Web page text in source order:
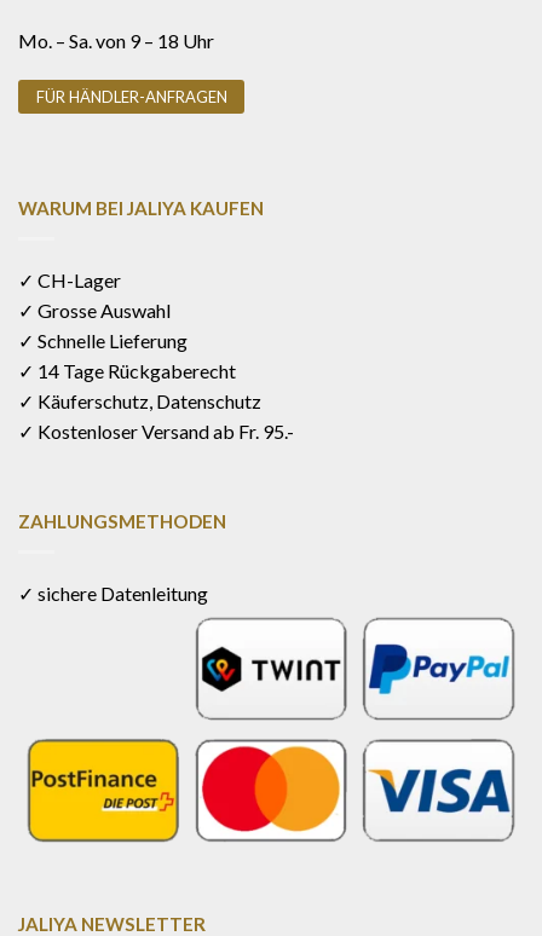
Mo. – Sa. von 9 – 18 Uhr
FÜR HÄNDLER-ANFRAGEN
WARUM BEI JALIYA KAUFEN
✓ CH-Lager
✓ Grosse Auswahl
✓ Schnelle Lieferung
✓ 14 Tage Rückgaberecht
✓ Käuferschutz, Datenschutz
✓ Kostenloser Versand ab Fr. 95.-
ZAHLUNGSMETHODEN
✓ sichere Datenleitung
JALIYA NEWSLETTER